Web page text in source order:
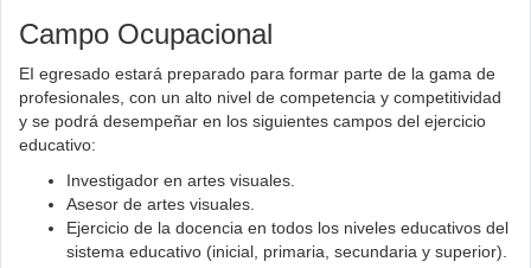
Campo Ocupacional
EI egresado estará preparado para formar parte de la gama de
profesionales, con un alto nivel de competencia y competitividad
y se podrá desempeñar en los siguientes campos del ejercicio
educativo:
Investigador en artes visuales.
Asesor de artes visuales.
Ejercicio de la docencia en todos los niveles educativos del
sistema educativo (inicial, primaria, secundaria y superior).